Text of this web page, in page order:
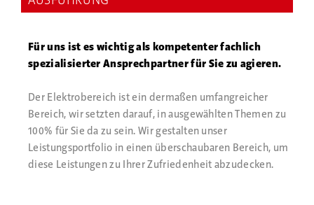
Für uns ist es wichtig als kompetenter fachlich
spezialisierter Ansprechpartner für Sie zu agieren.
Der Elektrobereich ist ein dermaßen umfangreicher
Bereich, wir setzten darauf, in ausgewählten Themen zu
100% für Sie da zu sein. Wir gestalten unser
Leistungsportfolio in einen überschaubaren Bereich, um
diese Leistungen zu Ihrer Zufriedenheit abzudecken.